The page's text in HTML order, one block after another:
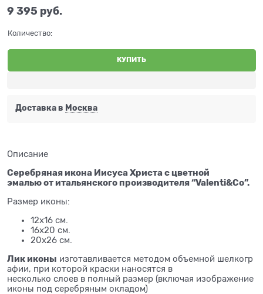
9 395 руб.
Количество:
КУПИТЬ
Доставка в Москва
Описание
Серебряная икона Иисуса Христа с цветной
эмалью от итальянского производителя “Valenti&Co”.
Размер иконы:
12х16 см.
16х20 см.
20х26 см.
Лик иконы изготавливается методом объемной шелкогр
афии, при которой краски наносятся в
несколько слоев в полный размер (включая изображение
иконы под серебряным окладом)